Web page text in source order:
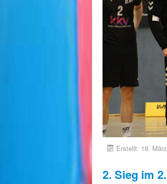
Erstellt: 18.
2. Sieg im